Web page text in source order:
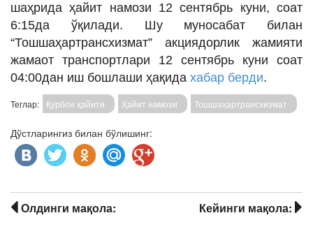
Реклама
СПОРТ
ТЕХНОЛОГИЯ
шаҳрида ҳайит намози 12 сентябрь куни, соат
6:15да ўқилади. Шу муносабат билан
“Тошшаҳартрансхизмат” акциядорлик жамияти
жамаот транспортлари 12 сентябрь куни соат
04:00дан иш бошлаши ҳақида хабар берди.
Теглар: Қурбон ҳайити Ҳайит намози Тошшаҳартрансхизмат
Дўстларингиз билан бўлишинг:
Кейинги мақола:
Олдинги мақола: